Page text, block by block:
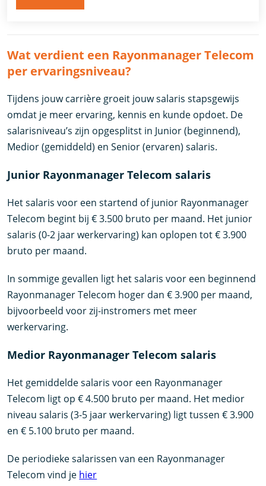
Wat verdient een Rayonmanager Telecom
per ervaringsniveau?
Tijdens jouw carrière groeit jouw salaris stapsgewijs
omdat je meer ervaring, kennis en kunde opdoet. De
salarisniveau’s zijn opgesplitst in Junior (beginnend),
Medior (gemiddeld) en Senior (ervaren) salaris.
Junior Rayonmanager Telecom salaris
Het salaris voor een startend of junior Rayonmanager
Telecom begint bij € 3.500 bruto per maand. Het junior
salaris (0-2 jaar werkervaring) kan oplopen tot € 3.900
bruto per maand.
In sommige gevallen ligt het salaris voor een beginnend
Rayonmanager Telecom hoger dan € 3.900 per maand,
bijvoorbeeld voor zij-instromers met meer
werkervaring.
Medior Rayonmanager Telecom salaris
Het gemiddelde salaris voor een Rayonmanager
Telecom ligt op € 4.500 bruto per maand. Het medior
niveau salaris (3-5 jaar werkervaring) ligt tussen € 3.900
en € 5.100 bruto per maand.
De periodieke salarissen van een Rayonmanager
Telecom vind je hier